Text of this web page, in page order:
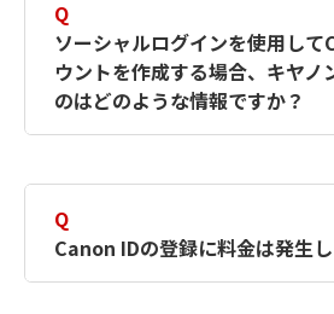
す。詳しい作成方法は【カ
何ですか？Canon IDの作成
ださい。
Q
ソーシャルログインを使用して
ウントを作成する場合、キヤノ
のはどのような情報ですか？
択したサービスから取得し
簡単に作成できるように、
Canon IDの登録フォームを
Q
Canon IDの登録に料金は発生